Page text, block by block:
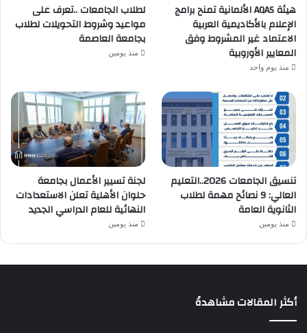
هيئة AQAS الألمانية تمنح برامج
الإعلام بالأكاديمية العربية
الاعتماد غير المشروط وفق
المعايير الأوروبية
منذ يوم واحد
لطلاب الجامعات ..تعرف على
مواعيد وشروط التحويلات لطلاب
بجامعة العاصمة
منذ يومين
تنسيق الجامعات 2026..التعليم
العالي: 9 نصائح مهمة لطلاب
الثانوية العامة
منذ يومين
لجنة تسيير الأعمال بجامعة
حلوان الأهلية تعلن الاستعدادات
النهائية للعام الدراسي الجديد
منذ يومين
أكثر المقالات مشاهدةً